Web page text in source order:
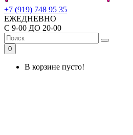
+7 (919) 748 95 35
ЕЖЕДНЕВНО
С 9-00 ДО 20-00
0
В корзине пусто!